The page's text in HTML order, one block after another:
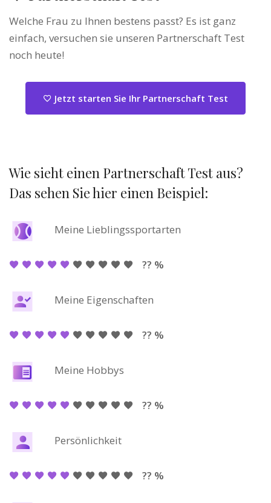
Welche Frau zu Ihnen bestens passt? Es ist ganz
einfach, versuchen sie unseren Partnerschaft Test
noch heute!
Jetzt starten Sie Ihr Partnerschaft Test
Wie sieht einen Partnerschaft Test aus?
Das sehen Sie hier einen Beispiel:
Meine Lieblingssportarten
?? %
Meine Eigenschaften
?? %
Meine Hobbys
?? %
Persönlichkeit
?? %